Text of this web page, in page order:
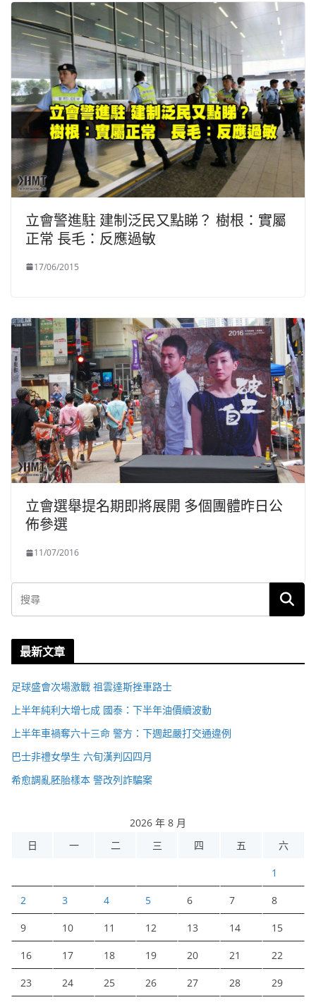
立會警進駐 建制泛民又點睇？ 樹根：實屬
正常 長毛：反應過敏
17/06/2015
立會選舉提名期即將展開 多個團體昨日公
佈參選
11/07/2016
最新文章
足球盛會次場激戰 祖雲達斯挫車路士
上半年純利大增七成 國泰：下半年油價續波動
上半年車禍奪六十三命 警方：下週起嚴打交通違例
巴士非禮女學生 六旬漢判囚四月
希愈調亂胚胎樣本 警改列詐騙案
2026 年 8 月
日
一 二 三 四 五 六
1
2 3 4 5 6 7 8
9 10 11 12 13 14 15
16 17 18 19 20 21 22
23 24 25 26 27 28 29